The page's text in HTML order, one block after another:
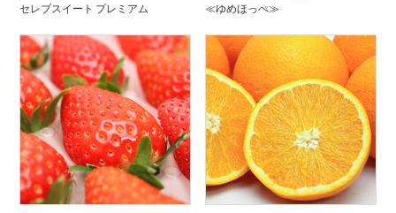
セレブスイート プレミアム
≪ゆめほっぺ≫